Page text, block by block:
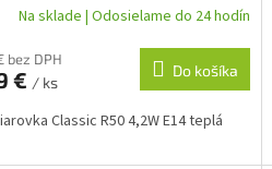
Na sklade | Odosielame do 24 hodín
bez DPH
€ / ks
Do košíka
Classic R50 4,2W E14 teplá